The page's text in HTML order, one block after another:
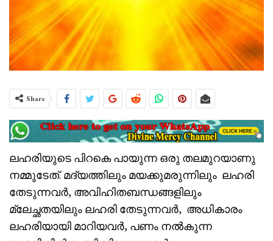
Share
ലഹരിയുടെ പിറകെ പായുന്ന ഒരു തലമുറയാണു
നമ്മുടേത്. മദ്യത്തിലും മയക്കുമരുന്നിലും ലഹരി
തേടുന്നവർ, അവിഹിതബന്ധങ്ങളിലും
മ്ലേച്ഛതയിലും ലഹരി തേടുന്നവർ, അധികാരം
ലഹരിയായി മാറിയവർ, പണം നൽകുന്ന